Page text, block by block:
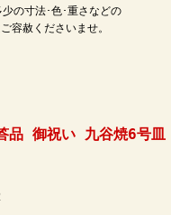
の寸法･色･重さなどの
品 御祝い 九谷焼6号皿